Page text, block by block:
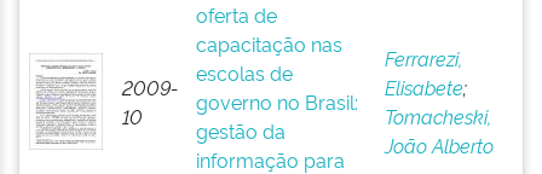
2009-
10
oferta de
capacitação nas
escolas de
governo no Brasil:
gestão da
informação para
Ferrarezi,
Elisabete;
Tomacheski,
João Alberto